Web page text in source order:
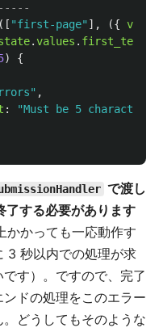
([ "first-page" ], ({ view
.values . first_text
)
{
" ,
: "Must be 5
で渡し
了する必要があります
かかっても一応動作す
3 秒以内での処理が求
す）。ですので、完了
ドの処理をこのエラー
どうしてもそのような